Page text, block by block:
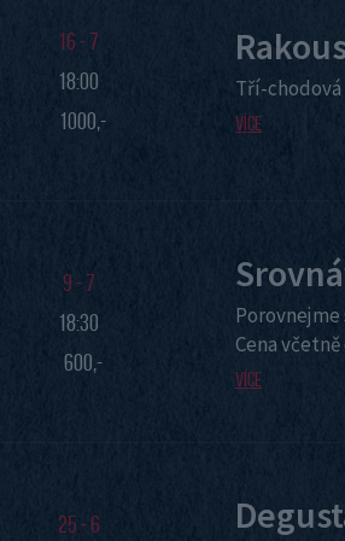
16 - 7
18:00
1000,-
Tří-chodová
Více
9 - 7
18:30
600,-
Cena
Více
25 - 6